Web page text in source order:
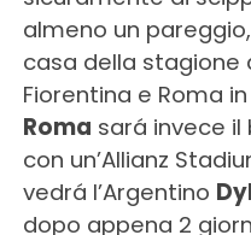
almeno un
casa della
Fiorentina e Roma
Roma sará invece
con un’Allianz
vedrá l’Argentino
dopo appena 2